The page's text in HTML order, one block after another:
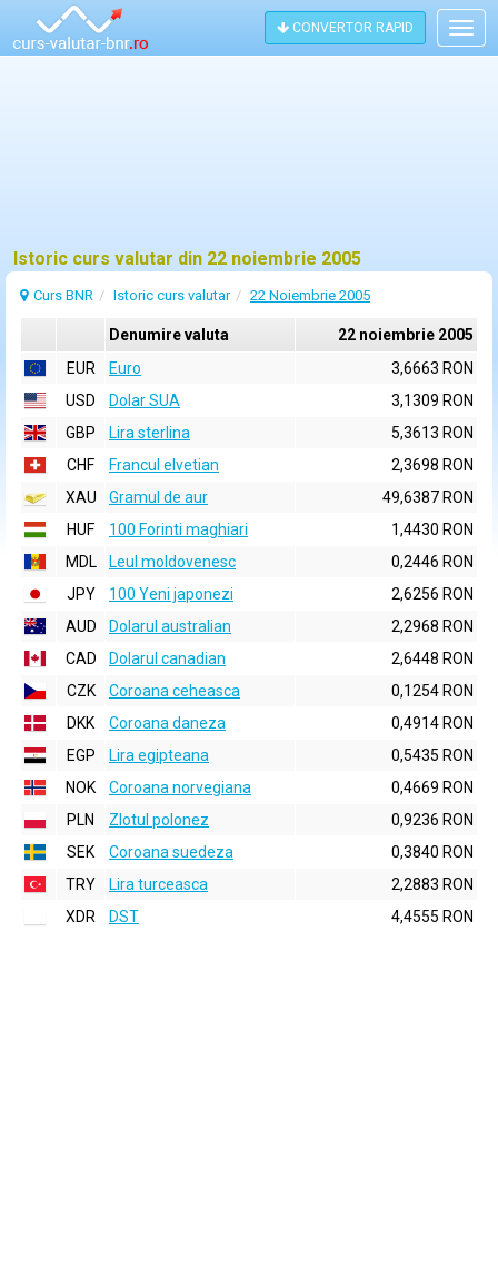
CONVERTOR RAPID
Istoric curs valutar din 22 noiembrie 2005
Curs BNR Istoric curs valutar 22 Noiembrie 2005
Denumire valuta
22 noiembrie 2005
EUR
Euro
3,6663 RON
USD
Dolar SUA
3,1309 RON
GBP
Lira sterlina
5,3613 RON
CHF
Francul elvetian
2,3698 RON
XAU
Gramul de aur
49,6387 RON
HUF
100 Forinti maghiari
1,4430 RON
MDL
Leul moldovenesc
0,2446 RON
JPY
100 Yeni japonezi
2,6256 RON
AUD
Dolarul australian
2,2968 RON
CAD
Dolarul canadian
2,6448 RON
CZK
Coroana ceheasca
0,1254 RON
DKK
Coroana daneza
0,4914 RON
EGP
Lira egipteana
0,5435 RON
NOK
Coroana norvegiana
0,4669 RON
PLN
Zlotul polonez
0,9236 RON
SEK
Coroana suedeza
0,3840 RON
TRY
Lira turceasca
2,2883 RON
XDR
DST 4,4555 RON